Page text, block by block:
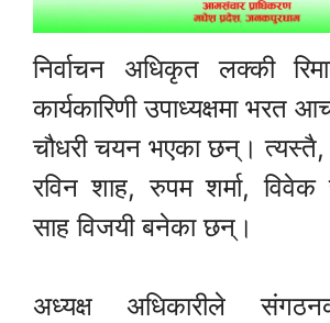
निर्वाचन अधिकृत लक्की
कार्यकारिणी उपाध्यक्षमा भरत
चौधरी चयन भएका छन्। त्यस्तै,
रविन शाह, रुपम शर्मा,
साह विजयी बनेका छन्।
अध्यक्ष अधिकारीले